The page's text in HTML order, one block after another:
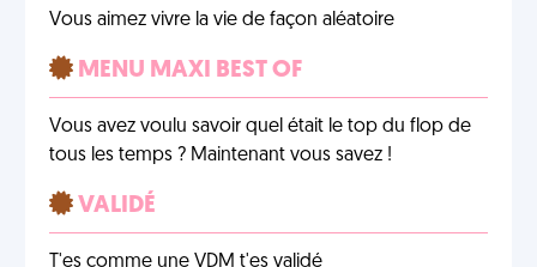
Vous aimez vivre la vie de façon aléatoire
MENU MAXI BEST OF
Vous avez voulu savoir quel était le top du flop de
tous les temps ? Maintenant vous savez !
VALIDÉ
T'es comme une VDM t'es validé